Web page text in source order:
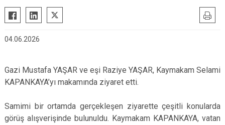
Demirci
Köprübaşı
Yunusemre
04.06.2026
Gazi Mustafa YAŞAR ve eşi Raziye YAŞAR, Kaymakam Selami
KAPANKAYA’yı makamında ziyaret etti.
Samimi bir ortamda gerçekleşen ziyarette çeşitli konularda
görüş alışverişinde bulunuldu. Kaymakam KAPANKAYA, vatan